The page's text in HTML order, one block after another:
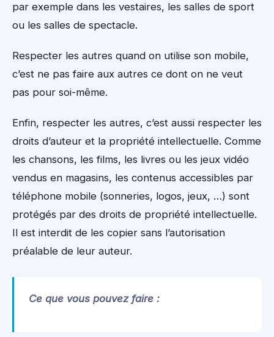
par exemple dans les vestaires, les salles de sport
ou les salles de spectacle.
Respecter les autres quand on utilise son mobile,
c’est ne pas faire aux autres ce dont on ne veut
pas pour soi-même.
Enfin, respecter les autres, c’est aussi respecter les
droits d’auteur et la propriété intellectuelle. Comme
les chansons, les films, les livres ou les jeux vidéo
vendus en magasins, les contenus accessibles par
téléphone mobile (sonneries, logos, jeux, …) sont
protégés par des droits de propriété intellectuelle.
Il est interdit de les copier sans l’autorisation
préalable de leur auteur.
Ce que vous pouvez faire :